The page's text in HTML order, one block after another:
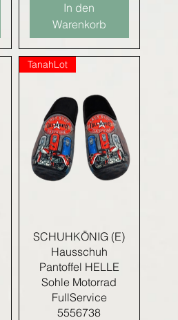
In den
Warenkorb
Schnellansicht
TanahLot
SCHUHKÖNIG (E)
Hausschuh
Pantoffel HELLE
Sohle Motorrad
FullService
5556738